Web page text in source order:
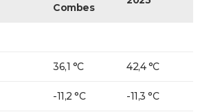
Combes
36,1 °C 42,4 °C
-11,2 °C -11,3 °C